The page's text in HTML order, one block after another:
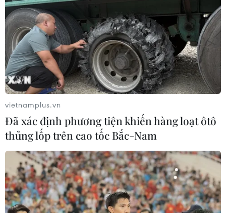
Nhật Bản thiếu lao động trầm trọng nhất
trong gần nửa thế kỷ
01/02/2019 05:40
Bộ Lao động Nhật Bản công bố số liệu cho thấy tỷ lệ
"thừa việc thiếu người" làm trong năm 2018 đã ở mức
vietnamplus.vn
Đã xác định phương tiện khiến hàng loạt ôtô
thủng lốp trên cao tốc Bắc-Nam